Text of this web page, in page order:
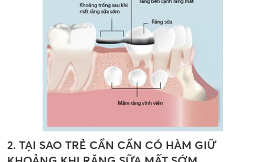
2. TẠI SAO TRẺ CẦN CẦN CÓ HÀM GIỮ